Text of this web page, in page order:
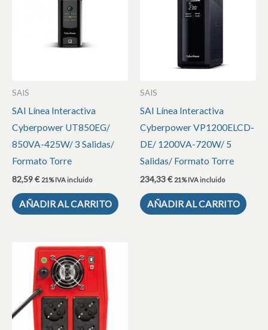
SAIS
SAI Línea Interactiva
Cyberpower UT850EG/
850VA-425W/ 3 Salidas/
Formato Torre
82,59€ 21% IVA incluido
AÑADIR AL CARRITO
SAIS
SAI Línea Interactiva
Cyberpower VP1200ELCD-
DE/ 1200VA-720W/ 5
Salidas/ Formato Torre
234,33€ 21% IVA incluido
AÑADIR AL CARRITO